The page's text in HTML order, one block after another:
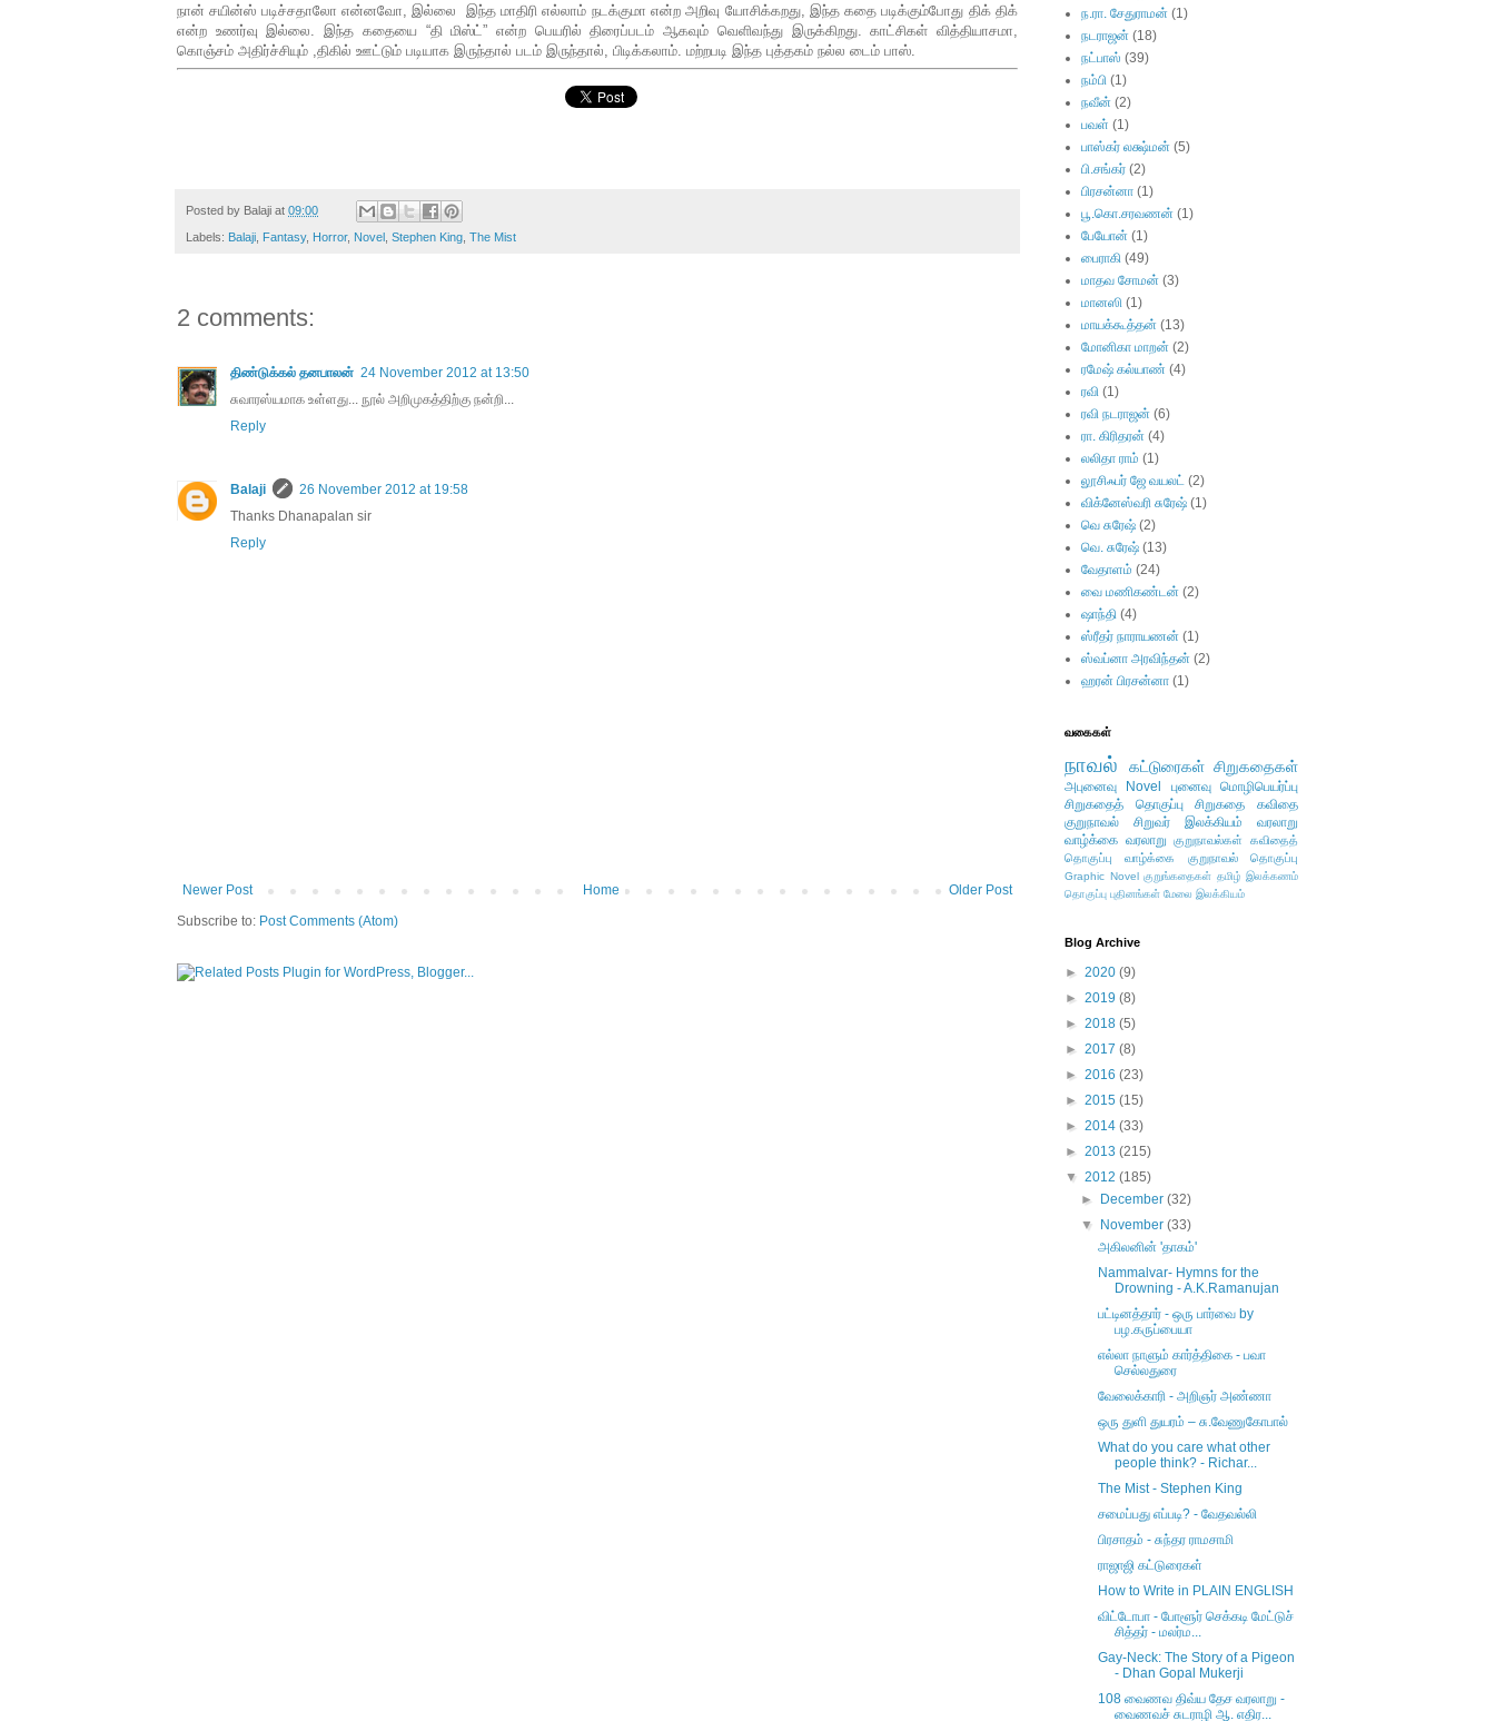
நான் சயின்ஸ் படிச்சதாலோ என்னவோ, இல்லை இந்த மாதிரி எல்லாம் நடக்குமா என்ற அறிவு யோசிக்கறது, இந்த கதை படிக்கும்போது திக் திக்
என்ற உணர்வு இல்லை. இந்த கதையை “தி மிஸ்ட்” என்ற பெயரில் திரைப்படம் ஆகவும் வெளிவந்து இருக்கிறது. காட்சிகள் வித்தியாசமா,
கொஞ்சம் அதிர்ச்சியும் ,திகில் ஊட்டும் படியாக இருந்தால் படம் இருந்தால், பிடிக்கலாம். மற்றபடி இந்த புத்தகம் நல்ல டைம் பாஸ்.
Posted by Balaji at 09:00
Labels: Balaji Fantasy, Horror, Novel Stephen King The Mist
2 comments:
திண்டுக்கல் தனபாலன் 24 November 2012 at 13:50
சுவாரஸ்யமாக உள்ளது... நூல் அறிமுகத்திற்கு நன்றி...
Reply
Balaji
26 November 2012 at 19:58
Thanks Dhanapalan sir
Reply
Newer Post Older Post
Home
Subscribe to: Post Comments (Atom)
ந.ரா. சேதுராமன் (1)
நடராஜன் (18)
நட்பாஸ் (39)
நம்பி (1)
நவீன் (2)
பவள் (1)
பாஸ்கர் லக்ஷ்மன் (5)
பி.சங்கர் (2)
பிரசன்னா (1)
பூ.கொ.சரவணன் (1)
பேயோன் (1)
பைராகி (49)
மாதவ சோமன் (3)
மானஸி (1)
மாயக்கூத்தன் (13)
மோனிகா மாறன் (2)
ரமேஷ் கல்யாண் (4)
ரவி (1)
ரவி நடராஜன் (6)
ரா. கிரிதரன் (4)
லலிதா ராம் (1)
லூசிஃபர் ஜே வயலட் (2)
விக்னேஸ்வரி சுரேஷ் (1)
வெ சுரேஷ் (2)
வெ. சுரேஷ் (13)
வேதாளம் (24)
வை மணிகண்டன் (2)
ஷாந்தி (4)
ஸ்ரீதர் நாராயணன் (1)
ஸ்வப்னா அரவிந்தன் (2)
ஹரன் பிரசன்னா (1)
வகைகள்
நாவல் கட்டுரைகள் சிறுகதைகள்
அபுனைவு Novel புனைவு மொழிபெயர்ப்பு
சிறுகதைத் தொகுப்பு
சிறுகதை
கவிதை
குறுநாவல்
சிறுவர் இலக்கியம்
வரலாறு
வாழ்க்கை வரலாறு
குறுநாவல்கள்
கவிதைத்
தொகுப்பு
வாழ்க்கை குறுநாவல் தொகுப்பு
Graphic Novel குறுங்கதைகள் தமிழ் இலக்கணம்
தொகுப்பு புதினங்கள் மேலை இலக்கியம்
Blog Archive
► 2020 (9)
► 2019 (8)
► 2018 (5)
► 2017 (8)
► 2016 (23)
► 2015 (15)
► 2014 (33)
► 2013 (215)
▼ 2012 (185)
► December(32)
▼ November(33)
அகிலனின் 'தாகம்'
Nammalvar- Hymns for the
Drowning - A.K.Ramanujan
பட்டினத்தார் - ஒரு பார்வை by
பழ.கருப்பையா
எல்லா நாளும் கார்த்திகை - பவா
செல்லதுரை
வேலைக்காரி - அறிஞர் அண்ணா
ஒரு துளி துயரம் – சு.வேணுகோபால்
What do you care what other
people think? - Richar...
The Mist - Stephen King
சமைப்பது எப்படி? - வேதவல்லி
பிரசாதம் - சுந்தர ராமசாமி
ராஜாஜி கட்டுரைகள்
How to Write in PLAIN ENGLISH
விட்டோபா - போளூர் செக்கடி மேட்டுச்
சித்தர் - மலர்ம...
Gay-Neck: The Story of a Pigeon
- Dhan Gopal Mukerji
108 வைணவ திவ்ய தேச வரலாறு -
வைணவச் சுடராழி ஆ. எதிர...